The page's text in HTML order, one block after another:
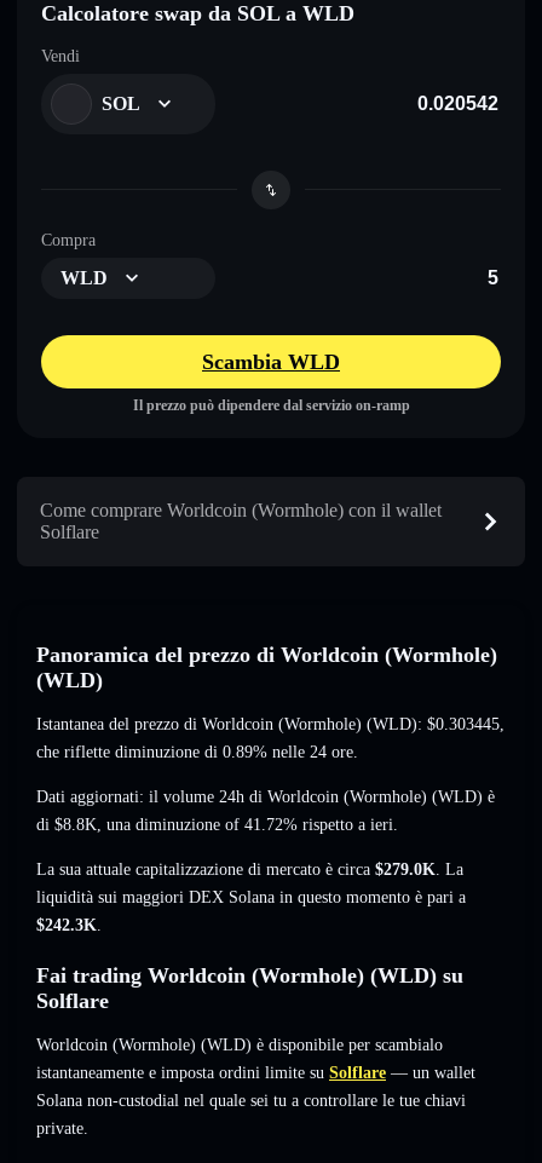
Calcolatore swap da SOL a WLD
Vendi
SOL
Compra
WLD
Scambia WLD
Il prezzo può dipendere dal servizio on-ramp
Come comprare Worldcoin (Wormhole) con il wallet
Solflare
Panoramica del prezzo di Worldcoin (Wormhole)
(WLD)
Istantanea del prezzo di Worldcoin (Wormhole) (WLD): $0.303445,
che riflette diminuzione di 0.89% nelle 24 ore.
Dati aggiornati: il volume 24h di Worldcoin (Wormhole) (WLD) è
di $8.8K, una diminuzione of 41.72% rispetto a ieri.
La sua attuale capitalizzazione di mercato è circa $279.0K. La
liquidità sui maggiori DEX Solana in questo momento è pari a
$242.3K.
Fai trading Worldcoin (Wormhole) (WLD) su
Solflare
Worldcoin (Wormhole) (WLD) è disponibile per scambialo
istantaneamente e imposta ordini limite su Solflare — un wallet
Solana non-custodial nel quale sei tu a controllare le tue chiavi
private.